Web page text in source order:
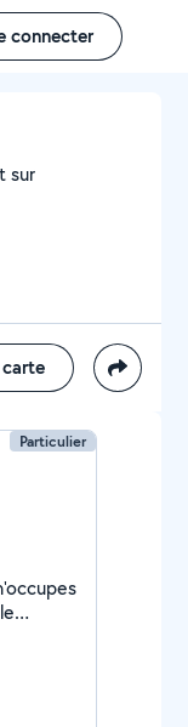
connecter
sur
Particulier